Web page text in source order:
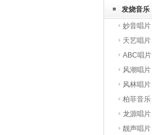
发烧音乐
妙音唱片
天艺唱片
ABC唱片
风潮唱片
风林唱片
柏菲音乐
龙源唱片
靓声唱片